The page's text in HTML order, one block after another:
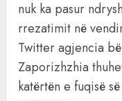
nuk ka pasur
rrezatimit në
Twitter agjencia
Zaporizhzhia
katërtën e fuqisë